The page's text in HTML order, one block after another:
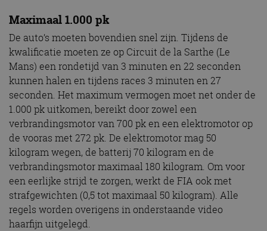
Maximaal 1.000 pk
De auto’s moeten bovendien snel zijn. Tijdens de
kwalificatie moeten ze op Circuit de la Sarthe (Le
Mans) een rondetijd van 3 minuten en 22 seconden
kunnen halen en tijdens races 3 minuten en 27
seconden. Het maximum vermogen moet net onder de
1.000 pk uitkomen, bereikt door zowel een
verbrandingsmotor van 700 pk en een elektromotor op
de vooras met 272 pk. De elektromotor mag 50
kilogram wegen, de batterij 70 kilogram en de
verbrandingsmotor maximaal 180 kilogram. Om voor
een eerlijke strijd te zorgen, werkt de FIA ook met
strafgewichten (0,5 tot maximaal 50 kilogram). Alle
regels worden overigens in onderstaande video
haarfijn uitgelegd.